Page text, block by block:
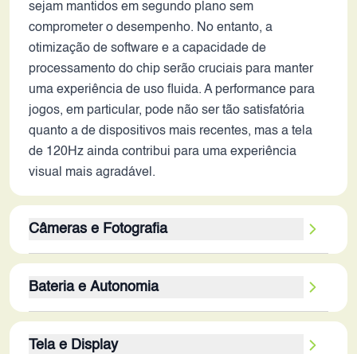
sejam mantidos em segundo plano sem
comprometer o desempenho. No entanto, a
otimização de software e a capacidade de
processamento do chip serão cruciais para manter
uma experiência de uso fluida. A performance para
jogos, em particular, pode não ser tão satisfatória
quanto a de dispositivos mais recentes, mas a tela
de 120Hz ainda contribui para uma experiência
visual mais agradável.
Câmeras e Fotografia
principal de 50MP, uma ultrawide de 16MP e um
sensor secundário de 2MP, é um indicativo de
Bateria e Autonomia
considerada moderada em 2026. A autonomia pode
Tela e Display